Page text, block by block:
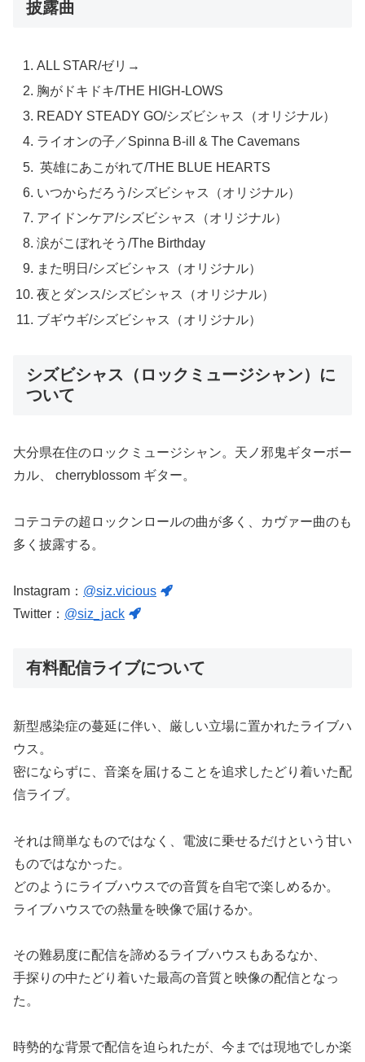
披露曲
ALL STAR/ゼリ→
胸がドキドキ/THE HIGH-LOWS
READY STEADY GO/シズビシャス（オリジナル）
ライオンの子／Spinna B-ill & The Cavemans
英雄にあこがれて/THE BLUE HEARTS
いつからだろう/シズビシャス（オリジナル）
アイドンケア/シズビシャス（オリジナル）
涙がこぼれそう/The Birthday
また明日/シズビシャス（オリジナル）
夜とダンス/シズビシャス（オリジナル）
ブギウギ/シズビシャス（オリジナル）
シズビシャス（ロックミュージシャン）に
ついて
大分県在住のロックミュージシャン。天ノ邪鬼ギターボー
カル、 cherryblossom ギター。
コテコテの超ロックンロールの曲が多く、カヴァー曲のも
多く披露する。
Instagram： @siz.vicious
Twitter： @siz_jack
有料配信ライブについて
新型感染症の蔓延に伴い、厳しい立場に置かれたライブハ
ウス。
密にならずに、音楽を届けることを追求したどり着いた配
信ライブ。
それは簡単なものではなく、電波に乗せるだけという甘い
ものではなかった。
どのようにライブハウスでの音質を自宅で楽しめるか。
ライブハウスでの熱量を映像で届けるか。
その難易度に配信を諦めるライブハウスもあるなか、
手探りの中たどり着いた最高の音質と映像の配信となっ
た。
時勢的な背景で配信を迫られたが、今までは現地でしか楽